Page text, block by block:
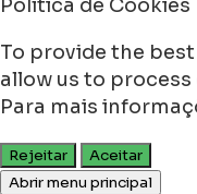
Política de Cookies
To provide the
allow us to
Para mais
Rejeitar
Aceitar
Abrir menu principal